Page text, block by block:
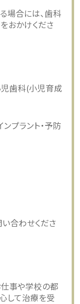
場合には、歯科
おかけくださ
歯科(小児育成
プラント・予防
合わせくださ
仕事や学校の都
して治療を受